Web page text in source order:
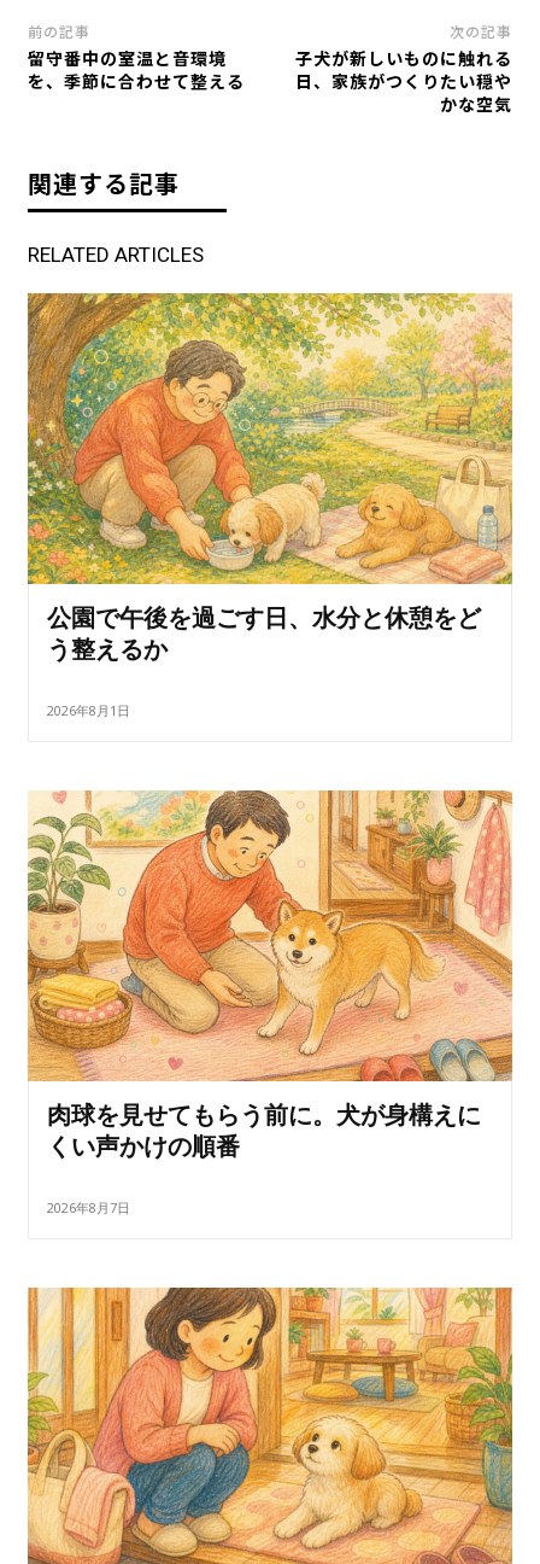
前の記事
留守番中の室温と音環境
を、季節に合わせて整える
次の記事
子犬が新しいものに触れる
日、家族がつくりたい穏や
かな空気
関連する記事
RELATED ARTICLES
公園で午後を過ごす日、水分と休憩をど
う整えるか
2026年8月1日
肉球を見せてもらう前に。犬が身構えに
くい声かけの順番
2026年8月7日